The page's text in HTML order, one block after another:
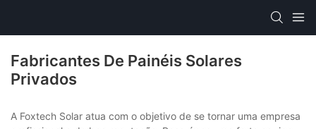
Fabricantes De Painéis Solares
Privados
A Foxtech Solar atua com o objetivo de se tornar uma empresa